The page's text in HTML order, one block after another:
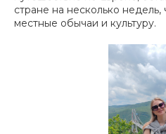
стране на несколько недель,
местные обычаи и культуру.